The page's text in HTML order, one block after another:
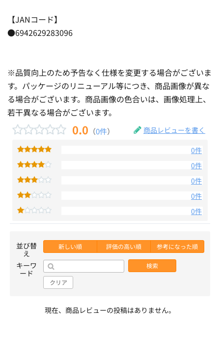
【JANコード】
●6942629283096
※品質向上のため予告なく仕様を変更する場合がございま
す。パッケージのリニューアル等につき、商品画像が異な
る場合がございます。商品画像の色合いは、画像処理上、
若干異なる場合がございます。
0.0 （0件） 商品レビューを書く
0件
0件
0件
0件
0件
並び替
え
新しい順 評価の高い順 参考になった順
キーワ
ード
検索
クリア
現在、商品レビューの投稿はありません。